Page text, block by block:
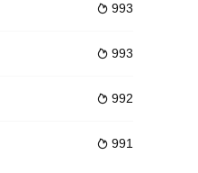
流社
装成英国的贵族前往光顾，但如此
，不乏年轻人互相逗弄的视觉笑料
 993
 993
 992
 991